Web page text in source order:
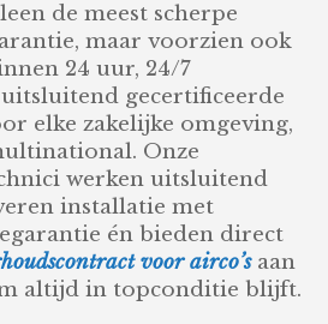
de meest scherpe
maar voorzien ook
24 uur, 24/7
gecertificeerde
elke zakelijke omgeving,
Onze
werken uitsluitend
installatie met
én bieden direct
voor airco’saan
altijd in topconditie blijft.